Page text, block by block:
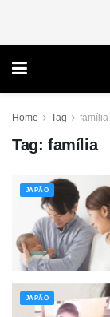
Home Tag família
Tag: família
JAPÃO
JAPÃO